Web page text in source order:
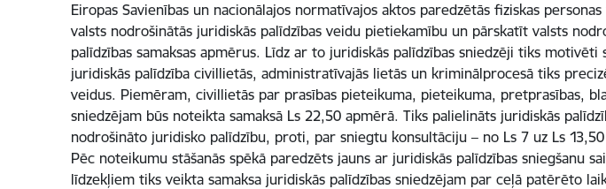
Eiropas Savienības un nacionālajos normatīvajos aktos paredzētās fiziskas
valsts nodrošinātās juridiskās palīdzības veidu pietiekamību un pārskatīt valsts
palīdzības samaksas apmērus. Līdz ar to juridiskās palīdzības sniedzēji tiks
juridiskās palīdzība civillietās, administratīvajās lietās un kriminālprocesā tiks
veidus. Piemēram, civillietās par prasības pieteikuma, pieteikuma, pretprasības,
sniedzējam būs noteikta samaksā Ls 22,50 apmērā. Tiks palielināts juridiskās
nodrošināto juridisko palīdzību, proti, par sniegtu konsultāciju – no Ls 7 uz Ls
Pēc noteikumu stāšanās spēkā paredzēts jauns ar juridiskās palīdzības sniegšanu
līdzekļiem tiks veikta samaksa juridiskās palīdzības sniedzējam par ceļā patērēto